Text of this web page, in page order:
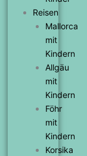
Reisen
Mallorca
mit
Kindern
Allgäu
mit
Kindern
Föhr
mit
Kindern
Korsika